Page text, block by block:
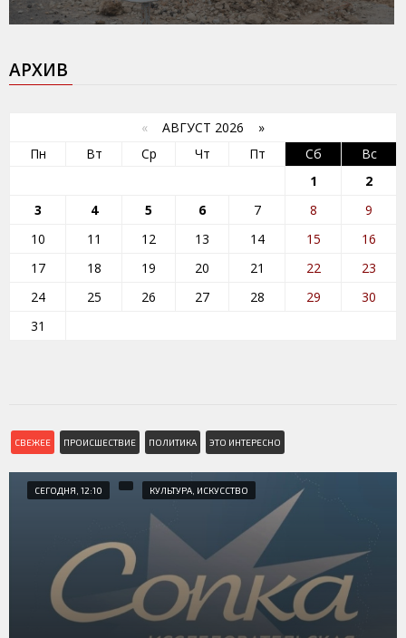
АРХИВ
« АВГУСТ 2026 »
Пн
Вт Ср Чт Пт Сб
Вс
1
2
3
4 5 6 7 8
9
10
11 12 13 14 15
16
17
18 19 20 21 22
23
24
25 26 27 28 29
30
31
СВЕЖЕЕ ПРОИСШЕСТВИЕ ПОЛИТИКА ЭТО ИНТЕРЕСНО
СЕГОДНЯ, 12:10 КУЛЬТУРА, ИСКУССТВО